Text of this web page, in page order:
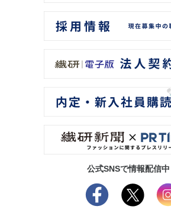
公式SNSで情報配信中